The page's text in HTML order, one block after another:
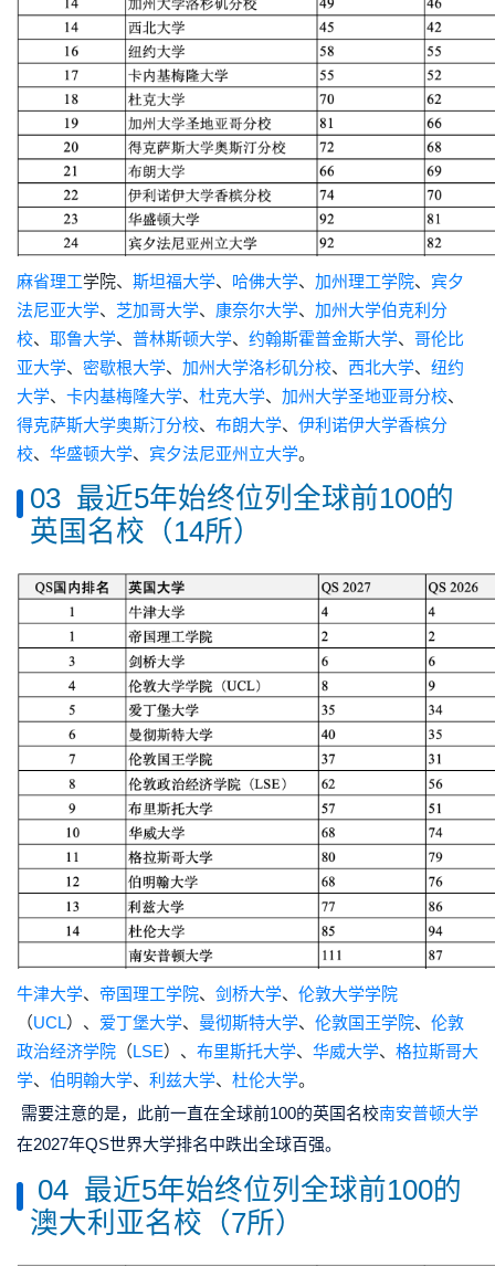
麻省理工学院、 斯坦福大学、 哈佛大学、 加州理工学院、 宾夕
法尼亚大学、 芝加哥大学、 康奈尔大学、 加州大学伯克利分
校、 耶鲁大学、 普林斯顿大学、 约翰斯霍普金斯大学、 哥伦比
亚大学、 密歇根大学、 加州大学洛杉矶分校、 西北大学、 纽约
大学、 卡内基梅隆大学、 杜克大学、 加州大学圣地亚哥分校、
得克萨斯大学奥斯汀分校、 布朗大学、 伊利诺伊大学香槟分
校、 华盛顿大学、 宾夕法尼亚州立大学。
03 最近5年始终位列全球前100的
英国名校（14所）
牛津大学、 帝国理工学院、 剑桥大学、 伦敦大学学院
（UCL）、 爱丁堡大学、 曼彻斯特大学、 伦敦国王学院、 伦敦
政治经济学院 （LSE）、 布里斯托大学、 华威大学、 格拉斯哥大
学、 伯明翰大学、 利兹大学、 杜伦大学。
需要注意的是，此前一直在全球前100的英国名校南安普顿大学
在2027年QS世界大学排名中跌出全球百强。
04 最近5年始终位列全球前100的
澳大利亚名校（7所）